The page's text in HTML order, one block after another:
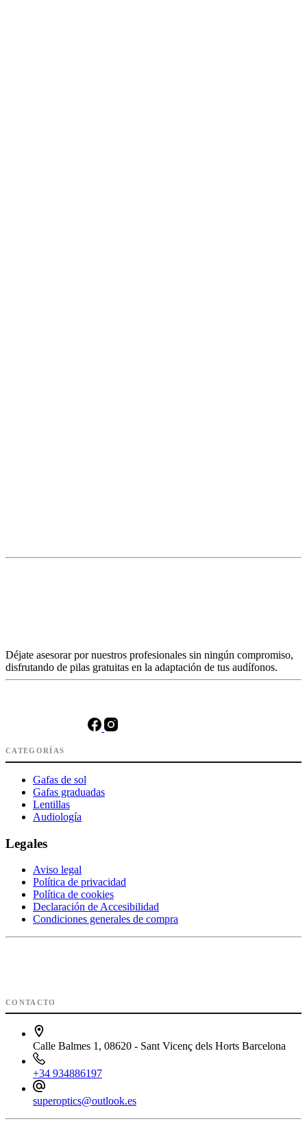
Déjate asesorar por nuestros profesionales sin ningún compromiso,
disfrutando de pilas gratuitas en la adaptación de tus audífonos.
CATEGORÍAS
Gafas de sol
Gafas graduadas
Lentillas
Audiología
Legales
Aviso legal
Política de privacidad
Política de cookies
Declaración de Accesibilidad
Condiciones generales de compra
CONTACTO
Calle Balmes 1, 08620 - Sant Vicenç dels Horts Barcelona
+34 934886197
superoptics@outlook.es